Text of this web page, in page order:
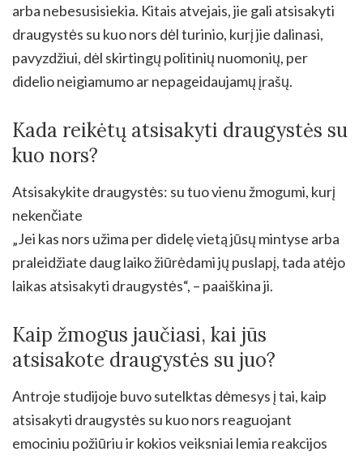
arba nebesusisiekia. Kitais atvejais, jie gali atsisakyti
draugystės su kuo nors dėl turinio, kurį jie dalinasi,
pavyzdžiui, dėl skirtingų politinių nuomonių, per
didelio neigiamumo ar nepageidaujamų įrašų.
Kada reikėtų atsisakyti draugystės su
kuo nors?
Atsisakykite draugystės: su tuo vienu žmogumi, kurį
nekenčiate
„Jei kas nors užima per didelę vietą jūsų mintyse arba
praleidžiate daug laiko žiūrėdami jų puslapį, tada atėjo
laikas atsisakyti draugystės“, – paaiškina ji.
Kaip žmogus jaučiasi, kai jūs
atsisakote draugystės su juo?
Antroje studijoje buvo sutelktas dėmesys į tai, kaip
atsisakyti draugystės su kuo nors reaguojant
emociniu požiūriu ir kokios veiksniai lemia reakcijos